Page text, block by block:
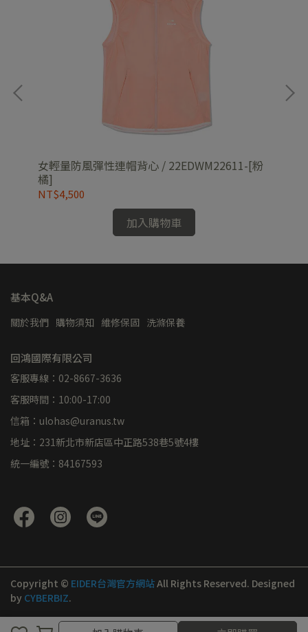
取消 完成
女輕量防風彈性連帽背心 / 22EDWM22611-[粉
橘]
NT$4,500
加入購物車
基本Q&A
關於我們 購物須知 維修保固 洗滌保養
回鴻國際有限公司
客服專線：02-8667-3636
客服時間：10:00-17:00
信箱：ulohas@uranus.tw
地址：231新北市新店區中正路538巷5號4樓
統一編號：84167593
Copyright © EIDER台灣官方網站All Rights Reserved. Designed
by CYBERBIZ.